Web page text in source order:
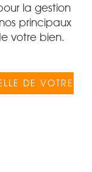
la gestion
principaux
votre bien.
DE VOTRE